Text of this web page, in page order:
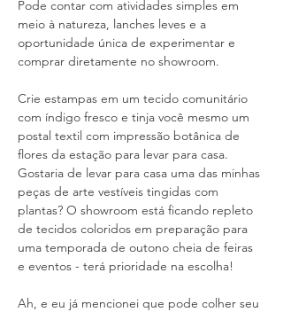
Pode contar com atividades simples em
meio à natureza, lanches leves e a
oportunidade única de experimentar e
comprar diretamente no showroom.
Crie estampas em um tecido comunitário
com índigo fresco e tinja você mesmo um
postal textil com impressão botânica de
flores da estação para levar para casa.
Gostaria de levar para casa uma das minhas
peças de arte vestíveis tingidas com
plantas? O showroom está ficando repleto
de tecidos coloridos em preparação para
uma temporada de outono cheia de feiras
e eventos - terá prioridade na escolha!
Ah, e eu já mencionei que pode colher seu